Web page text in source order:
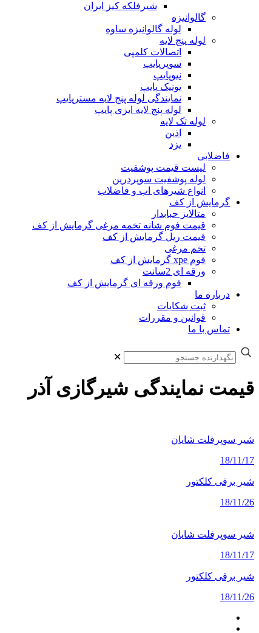
شیرفلکه کیز ایران
گالوانیزه
لوله گالوانیزه ساوه
لوله پنج لایه
اتصالات کلمپی
سوپرپایپ
نیوپایپ
یونیک پایپ
نمایندگی لوله پنج لایه مسترپایپ
لوله پنج لایه ایزی پایپ
لوله تک لایه
اذین
یزد
فاضلابی
لیست قیمت پوشفیت
لوله پوشفیت سوپردرین
انواع شیرهای اب و فاضلاب
گرمایش از کف
متالایز حبابدار
قیمت فوم شانه تخمه مرغی گرمایش از کف
قیمت ریل گرمایش از کف
تخم مرغی
فوم xpe گرمایش از کف
ورقه ای 2سانت
فوم ورقه ای گرمایش از کف
درباره ما
ثبت شکایات
قوانین و مقررات
تماس با ما
✕
قیمت نمایندگی شیرگازی آذر
شیر سوپرفلت شایان
18/11/17
شیر برقی کلکتور
18/11/26
شیر سوپرفلت شایان
18/11/17
شیر برقی کلکتور
18/11/26